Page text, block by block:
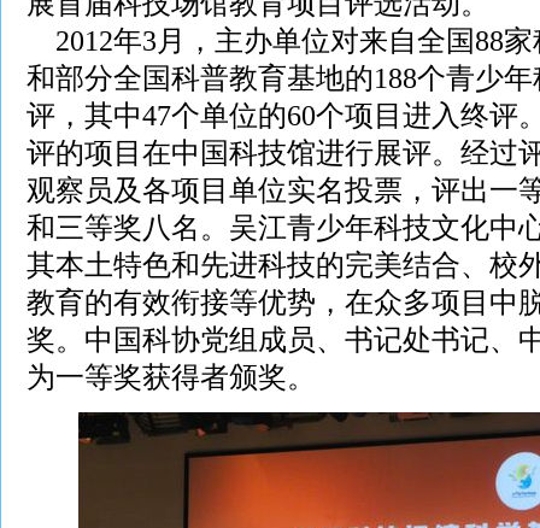
2012年3月，主办单位对来自全国88
和部分全国科普教育基地的188个青少
评，其中47个单位的60个项目进入终评
评的项目在中国科技馆进行展评。经过
观察员及各项目单位实名投票，评出一
和三等奖八名。吴江青少年科技文化中
其本土特色和先进科技的完美结合、校
教育的有效衔接等优势，在众多项目中
奖。中国科协党组成员、书记处书记、
为一等奖获得者颁奖。